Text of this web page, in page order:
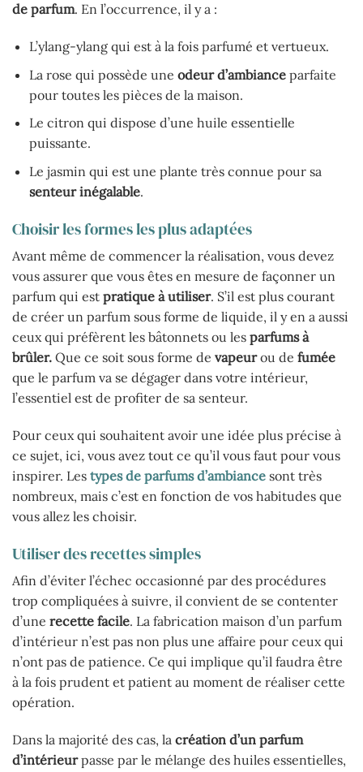
de parfum. En l’occurrence, il y a :
L’ylang-ylang qui est à la fois parfumé et vertueux.
La rose qui possède une odeur d’ambianceparfaite
pour toutes les pièces de la maison.
Le citron qui dispose d’une huile essentielle
puissante.
Le jasmin qui est une plante très connue pour sa
senteur inégalable.
Choisir les formes les plus adaptées
Avant même de commencer la réalisation, vous devez
vous assurer que vous êtes en mesure de façonner un
parfum qui est pratique à utiliser. S’il est plus courant
de créer un parfum sous forme de liquide, il y en a aussi
ceux qui préfèrent les bâtonnets ou les parfums à
brûler. Que ce soit sous forme de vapeurou de fumée
que le parfum va se dégager dans votre intérieur,
l’essentiel est de profiter de sa senteur.
Pour ceux qui souhaitent avoir une idée plus précise à
ce sujet, ici, vous avez tout ce qu’il vous faut pour vous
inspirer. Les types de parfums d’ambiance sont très
nombreux, mais c’est en fonction de vos habitudes que
vous allez les choisir.
Utiliser des recettes simples
Afin d’éviter l’échec occasionné par des procédures
trop compliquées à suivre, il convient de se contenter
d’une recette facile. La fabrication maison d’un parfum
d’intérieur n’est pas non plus une affaire pour ceux qui
n’ont pas de patience. Ce qui implique qu’il faudra être
à la fois prudent et patient au moment de réaliser cette
opération.
Dans la majorité des cas, la création d’un parfum
d’intérieurpasse par le mélange des huiles essentielles,